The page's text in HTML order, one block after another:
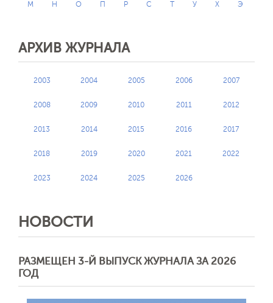
М Н О П Р С Т У Х Э
АРХИВ ЖУРНАЛА
2003 2004 2005 2006 2007
2008 2009 2010 2011 2012
2013 2014 2015 2016 2017
2018 2019 2020 2021 2022
2023 2024 2025 2026
НОВОСТИ
РАЗМЕЩЕН 3-Й ВЫПУСК ЖУРНАЛА ЗА 2026
ГОД